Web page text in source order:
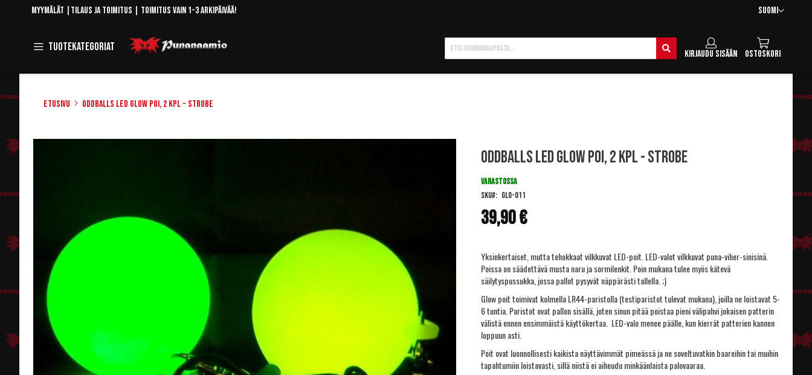
Skip
Kieli
Suomi
Myymälät Tilaus ja toimitus | Toimitus vain 1-3 arkipäivää!
Tuotekategoriat Toggle
Navigation
Ostoskori
Kirjaudu sisään
Hae
Etusivu Oddballs LED Glow Poi, 2 kpl - STROBE
Skip
Oddballs LED Glow Poi, 2 kpl - STROBE
39,90 €
VARASTOSSA
SKU
GLO-011
Yksinkertaiset, mutta tehokkaat vilkkuvat LED-poit. LED-valot vilkkuvat puna-viher-sinisinä.
Poissa on säädettävä musta naru ja sormilenkit. Poin mukana tulee myös kätevä
säilytyspussukka, jossa pallot pysyvät näppärästi tallella. ;)
Glow poit toimivat kolmella LR44-paristolla (testiparistot tulevat mukana), joilla ne loistavat 5-
6 tuntia. Paristot ovat pallon sisällä, joten sinun pitää poistaa pieni välipahvi jokaisen patterin
välistä ennen ensimmäistä käyttökertaa. LED-valo menee päälle, kun kierrät patterien kannen
loppuun asti.
Poit ovat luonnollisesti kaikista näyttävimmät pimeässä ja ne soveltuvatkin baareihin tai muihin
tapahtumiin loistavasti, sillä niistä ei aiheudu minkäänlaista palovaaraa.